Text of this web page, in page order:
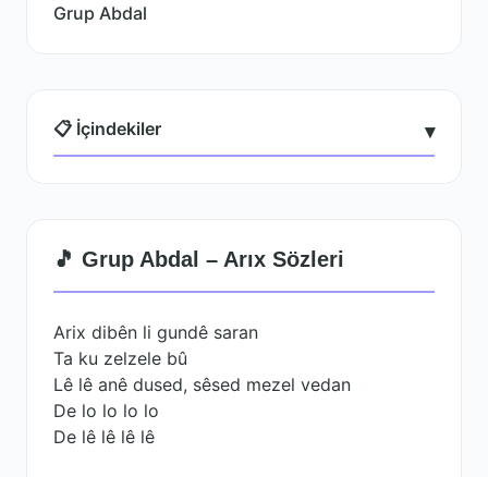
Grup Abdal
📋 İçindekiler ▾
🎵 Grup Abdal – Arıx Sözleri
Arix dibên li gundê saran
Ta ku zelzele bû
Lê lê anê dused, sêsed mezel vedan
De lo lo lo lo
De lê lê lê lê